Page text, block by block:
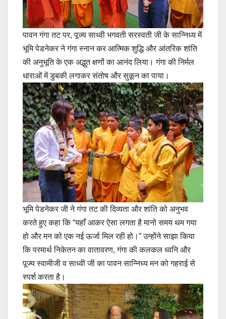
पावन गंगा तट पर, पूज्य साध्वी भगवती सरस्वती जी के सान्निध्य में
भूमि पेडनेकर ने गंगा स्नान कर आत्मिक शुद्धि और आंतरिक शांति
की अनुभूति के एक अद्भुत क्षणों का आनंद लिया। गंगा की निर्मल
धाराओं में डुबकी लगाकर संतोष और सुकून का पाया।
भूमि पेडनेकर जी ने गंगा तट की दिव्यता और शांति को अनुभव
करते हुए कहा कि “यहाँ आकर ऐसा लगता है मानो समय थम गया
हो और मन को एक नई ऊर्जा मिल रही हो।” उन्होंने साझा किया
कि परमार्थ निकेतन का वातावरण, गंगा की कलकल ध्वनि और
पूज्य स्वामीजी व साध्वी जी का पावन सान्निध्य मन को गहराई से
स्पर्श करता है।